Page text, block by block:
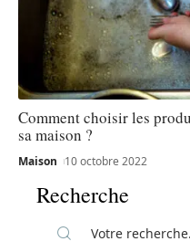
Comment choisir les
sa maison ?
Maison 10 octobre 2022
Recherche